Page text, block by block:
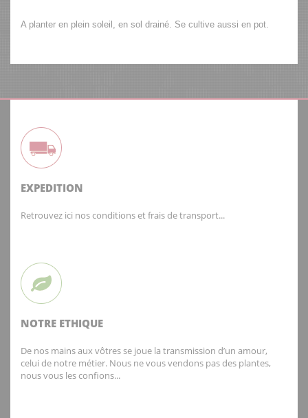
A planter en plein soleil, en sol drainé. Se cultive aussi en pot.
EXPEDITION
Retrouvez ici nos conditions et frais de transport...
NOTRE ETHIQUE
De nos mains aux vôtres se joue la transmission d’un amour,
celui de notre métier. Nous ne vous vendons pas des plantes,
nous vous les confions...